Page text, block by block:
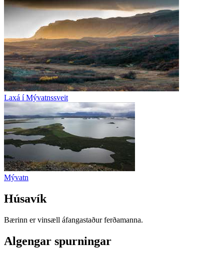
Laxá í Mývatnssveit
Mývatn
Húsavík
Bærinn er vinsæll áfangastaður ferðamanna.
Algengar spurningar